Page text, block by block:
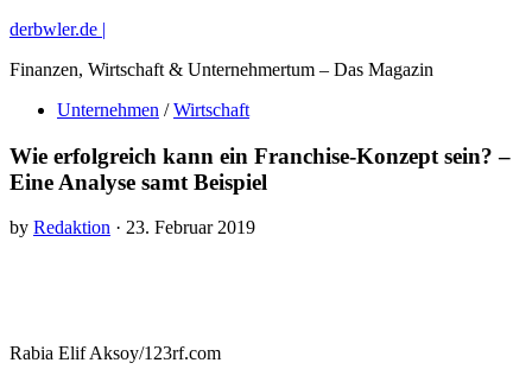
derbwler.de |
Finanzen, Wirtschaft & Unternehmertum – Das Magazin
Unternehmen / Wirtschaft
Wie erfolgreich kann ein Franchise-Konzept sein? –
Eine Analyse samt Beispiel
by Redaktion · 23. Februar 2019
Rabia Elif Aksoy/123rf.com